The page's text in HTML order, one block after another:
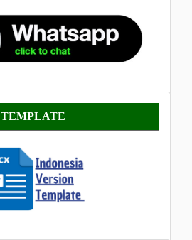
TEMPLATE